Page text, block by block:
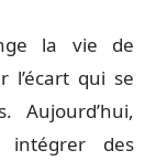
la vie de
l’écart qui se
Aujourd’hui,
intégrer des